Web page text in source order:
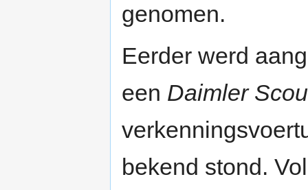
genomen.
Eerder werd
een Daimler
bekend stond.